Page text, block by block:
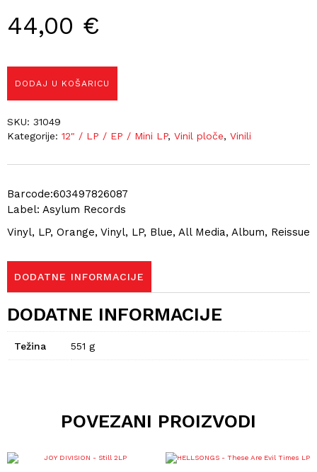
44,00 €
Barcode:603497826087
Label: Asylum Records
Vinyl, LP, Orange, Vinyl, LP, Blue, All Media, Album, Reissue
DODAJ U KOŠARICU
SKU: 31049
Kategorije: 12" / LP / EP / Mini LP, Vinil ploče, Vinili
DODATNE INFORMACIJE
DODATNE INFORMACIJE
Težina 551 g
POVEZANI PROIZVODI